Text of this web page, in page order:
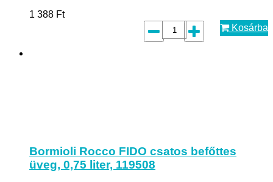
1 388 Ft
Kosárba
Bormioli Rocco FIDO csatos befőttes
üveg, 0,75 liter, 119508